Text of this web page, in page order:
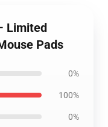
Limited
Pads
0%
100%
0%